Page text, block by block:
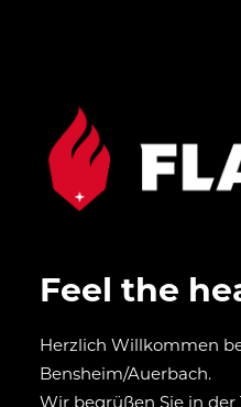
Feel the
Herzlich Willkommen
Bensheim/Auerbach.